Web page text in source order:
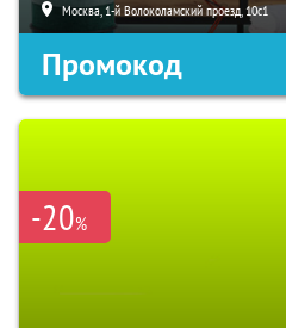
Москва, 1-й Волоколамский проезд, 10с1
Промокод
-20%